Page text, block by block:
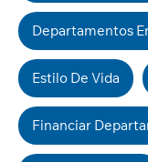
Departamentos
Estilo De Vida
Financiar